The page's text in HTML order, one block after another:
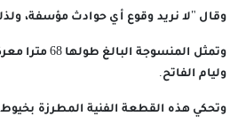
وقال "لا نريد وقوع أي حوادث مؤسفة،
وليام الفاتح.
وتحكي هذه القطعة الفنية المطرزة